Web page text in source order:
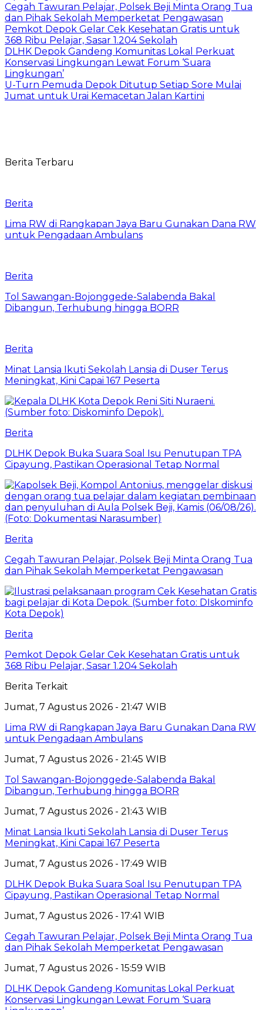
Cegah Tawuran Pelajar, Polsek Beji Minta Orang Tua
dan Pihak Sekolah Memperketat Pengawasan
Pemkot Depok Gelar Cek Kesehatan Gratis untuk
368 Ribu Pelajar, Sasar 1.204 Sekolah
DLHK Depok Gandeng Komunitas Lokal Perkuat
Konservasi Lingkungan Lewat Forum ‘Suara
Lingkungan’
U-Turn Pemuda Depok Ditutup Setiap Sore Mulai
Jumat untuk Urai Kemacetan Jalan Kartini
Berita Terbaru
Berita
Lima RW di Rangkapan Jaya Baru Gunakan Dana RW
untuk Pengadaan Ambulans
Berita
Tol Sawangan-Bojonggede-Salabenda Bakal
Dibangun, Terhubung hingga BORR
Berita
Minat Lansia Ikuti Sekolah Lansia di Duser Terus
Meningkat, Kini Capai 167 Peserta
Berita
DLHK Depok Buka Suara Soal Isu Penutupan TPA
Cipayung, Pastikan Operasional Tetap Normal
Berita
Cegah Tawuran Pelajar, Polsek Beji Minta Orang Tua
dan Pihak Sekolah Memperketat Pengawasan
Berita
Pemkot Depok Gelar Cek Kesehatan Gratis untuk
368 Ribu Pelajar, Sasar 1.204 Sekolah
Berita Terkait
Jumat, 7 Agustus 2026 - 21:47 WIB
Lima RW di Rangkapan Jaya Baru Gunakan Dana RW
untuk Pengadaan Ambulans
Jumat, 7 Agustus 2026 - 21:45 WIB
Tol Sawangan-Bojonggede-Salabenda Bakal
Dibangun, Terhubung hingga BORR
Jumat, 7 Agustus 2026 - 21:43 WIB
Minat Lansia Ikuti Sekolah Lansia di Duser Terus
Meningkat, Kini Capai 167 Peserta
Jumat, 7 Agustus 2026 - 17:49 WIB
DLHK Depok Buka Suara Soal Isu Penutupan TPA
Cipayung, Pastikan Operasional Tetap Normal
Jumat, 7 Agustus 2026 - 17:41 WIB
Cegah Tawuran Pelajar, Polsek Beji Minta Orang Tua
dan Pihak Sekolah Memperketat Pengawasan
Jumat, 7 Agustus 2026 - 15:59 WIB
DLHK Depok Gandeng Komunitas Lokal Perkuat
Konservasi Lingkungan Lewat Forum ‘Suara